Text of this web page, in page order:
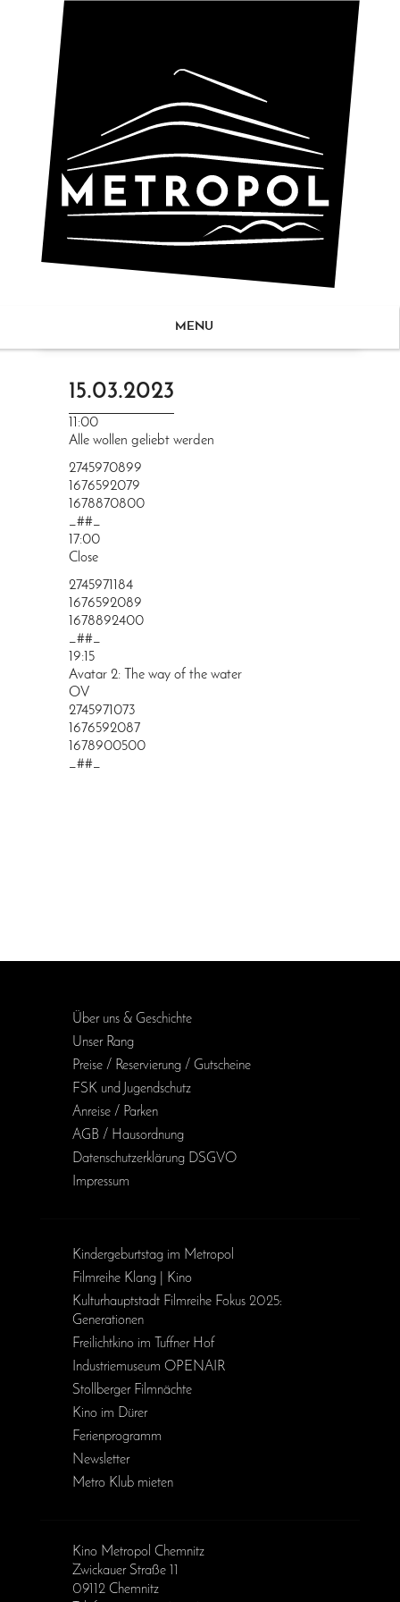
MENU
15.03.2023
11:00
Alle wollen geliebt werden
2745970899
1676592079
1678870800
_##_
17:00
Close
2745971184
1676592089
1678892400
_##_
19:15
Avatar 2: The way of the water
OV
2745971073
1676592087
1678900500
_##_
Über uns & Geschichte
Unser Rang
Preise / Reservierung / Gutscheine
FSK und Jugendschutz
Anreise / Parken
AGB / Haus­ordnung
Daten­schutz­erklärung DSGVO
Impressum
Kinder­geburts­tag im Metropol
Filmreihe Klang | Kino
Kulturhauptstadt Filmreihe Fokus 2025:
Generationen
Freilichtkino im Tuffner Hof
Industriemuseum OPENAIR
Stollberger Filmnächte
Kino im Dürer
Ferienprogramm
Newsletter
Metro Klub mieten
Kino Metropol Chemnitz
Zwickauer Straße 11
09112 Chemnitz